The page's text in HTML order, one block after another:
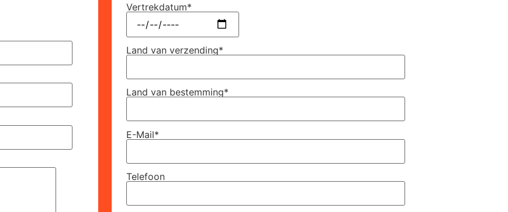
Vertrekdatum*
Land van verzending*
Land van bestemming*
E-Mail*
Telefoon